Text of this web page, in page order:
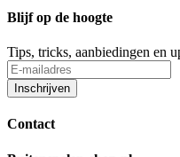
Blijf op de hoogte
Tips, tricks, aanbiedingen en
Contact